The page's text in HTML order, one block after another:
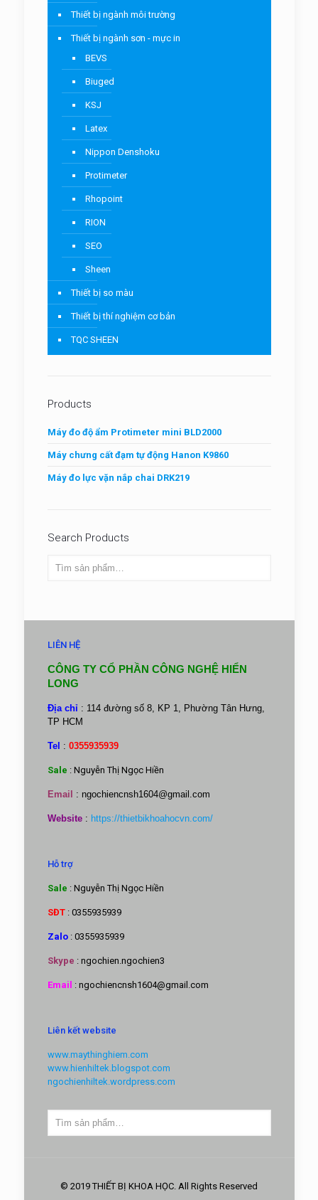
Thiết bị ngành môi trường
Thiết bị ngành sơn - mực in
BEVS
Biuged
KSJ
Latex
Nippon Denshoku
Protimeter
Rhopoint
RION
SEO
Sheen
Thiết bị so màu
Thiết bị thí nghiệm cơ bản
TQC SHEEN
Products
Máy đo độ ẩm Protimeter mini BLD2000
Máy chưng cất đạm tự động Hanon K9860
Máy đo lực vặn nắp chai DRK219
Search Products
LIÊN HỆ
CÔNG TY CỔ PHẦN CÔNG NGHỆ HIỂN
LONG
Địa chỉ : 114 đường số 8, KP 1, Phường Tân Hưng,
TP HCM
Tel : 0355935939
Sale : Nguyễn Thị Ngọc Hiền
Email : ngochiencnsh1604@gmail.com
Website : https://thietbikhoahocvn.com/
Hỗ trợ
Sale : Nguyễn Thị Ngọc Hiền
SĐT: 0355935939
Zalo : 0355935939
Skype : ngochien.ngochien3
Email : ngochiencnsh1604@gmail.com
Liên kết website
www.maythinghiem.com
www.hienhiltek.blogspot.com
ngochienhiltek.wordpress.com
© 2019 THIẾT BỊ KHOA HỌC. All Rights Reserved